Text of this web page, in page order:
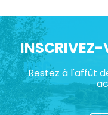
INSCRIVEZ-
Restez à l'affût